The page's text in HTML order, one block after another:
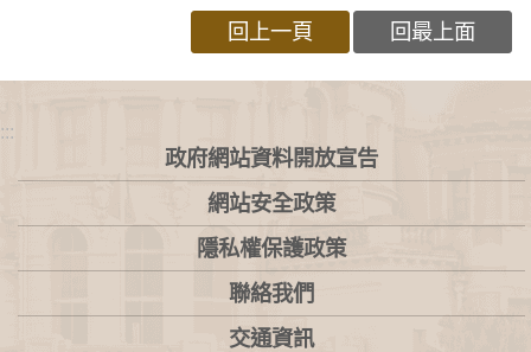
回上一頁 回最上面
:::
政府網站資料開放宣告
網站安全政策
隱私權保護政策
聯絡我們
交通資訊